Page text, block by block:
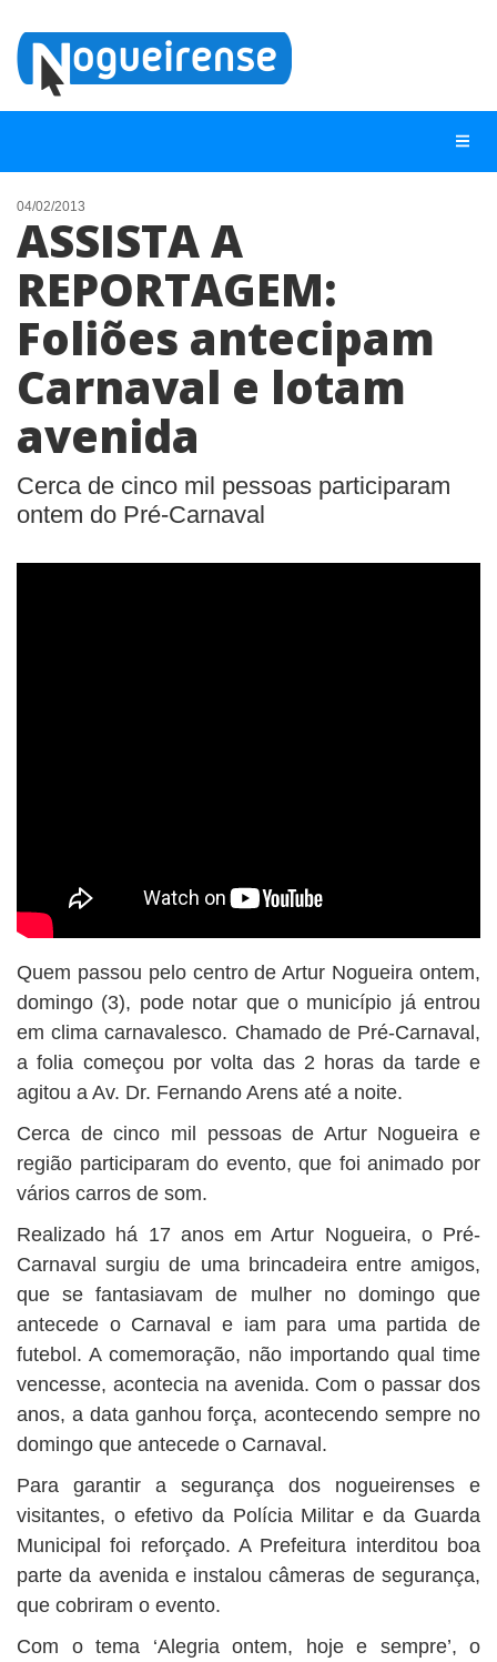
NOTÍCIAS
LISTA DIGITAL
TELEFONES ÚTEIS
CONTATO
ANUNCIE
04/02/2013
ASSISTA A
REPORTAGEM:
Foliões antecipam
Carnaval e lotam
avenida
Cerca de cinco mil pessoas participaram
ontem do Pré-Carnaval
Quem passou pelo centro de Artur Nogueira ontem,
domingo (3), pode notar que o município já entrou
em clima carnavalesco. Chamado de Pré-Carnaval,
a folia começou por volta das 2 horas da tarde e
agitou a Av. Dr. Fernando Arens até a noite.
Cerca de cinco mil pessoas de Artur Nogueira e
região participaram do evento, que foi animado por
vários carros de som.
Realizado há 17 anos em Artur Nogueira, o Pré-
Carnaval surgiu de uma brincadeira entre amigos,
que se fantasiavam de mulher no domingo que
antecede o Carnaval e iam para uma partida de
futebol. A comemoração, não importando qual time
vencesse, acontecia na avenida. Com o passar dos
anos, a data ganhou força, acontecendo sempre no
domingo que antecede o Carnaval.
Para garantir a segurança dos nogueirenses e
visitantes, o efetivo da Polícia Militar e da Guarda
Municipal foi reforçado. A Prefeitura interditou boa
parte da avenida e instalou câmeras de segurança,
que cobriram o evento.
Com o tema ‘Alegria ontem, hoje e sempre’, o